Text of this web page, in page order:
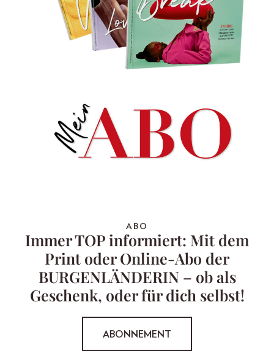
ABO
Immer TOP informiert: Mit dem
Print oder Online-Abo der
BURGENLÄNDERIN – ob als
Geschenk, oder für dich selbst!
ABONNEMENT